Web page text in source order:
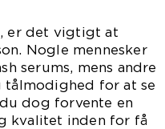
er det vigtigt at
Nogle mennesker
serums, mens andre
for at se
dog forvente en
kvalitet inden for få